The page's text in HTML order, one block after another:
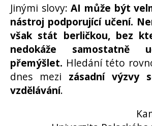
Jinými slovy:AI může být
nástroj podporující učení.
však stát berličkou, bez
nedokáže samostatně
přemýšlet. Hledání této
dnes mezi zásadní výzvy
vzdělávání.